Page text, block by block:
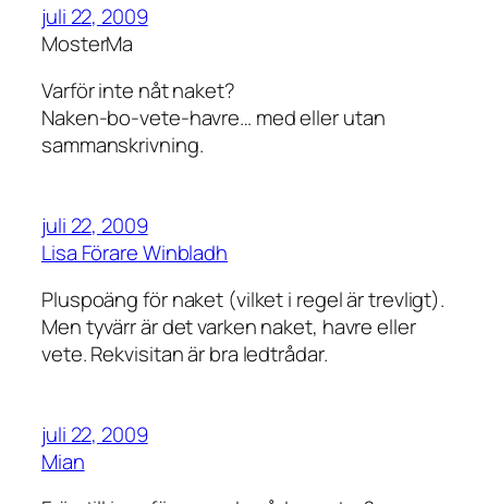
juli 22, 2009
MosterMa
Varför inte nåt naket?
Naken-bo-vete-havre… med eller utan
sammanskrivning.
juli 22, 2009
Lisa Förare Winbladh
Pluspoäng för naket (vilket i regel är trevligt).
Men tyvärr är det varken naket, havre eller
vete. Rekvisitan är bra ledtrådar.
juli 22, 2009
Mian